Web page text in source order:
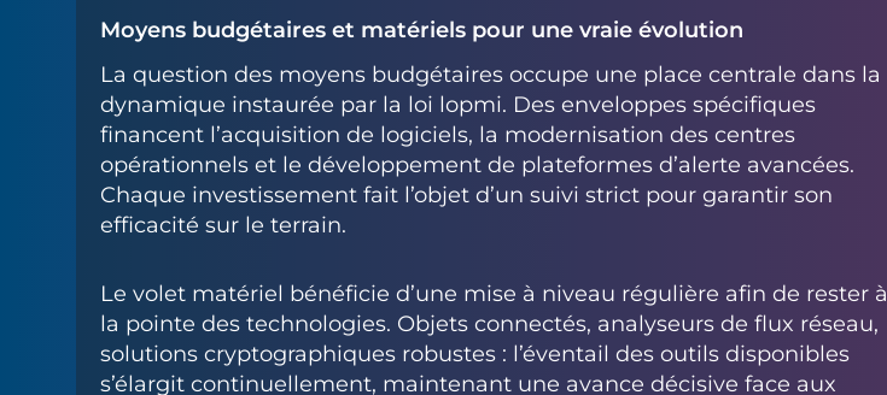
Moyens budgétaires et matériels pour une vraie évolution
La question des moyens budgétaires occupe une place centrale dans la
dynamique instaurée par la loi lopmi. Des enveloppes spécifiques
financent l’acquisition de logiciels, la modernisation des centres
opérationnels et le développement de plateformes d’alerte avancées.
Chaque investissement fait l’objet d’un suivi strict pour garantir son
efficacité sur le terrain.
Le volet matériel bénéficie d’une mise à niveau régulière afin de rester à
la pointe des technologies. Objets connectés, analyseurs de flux réseau,
solutions cryptographiques robustes : l’éventail des outils disponibles
s’élargit continuellement, maintenant une avance décisive face aux